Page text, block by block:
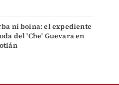
ni boina: el expediente
del 'Che' Guevara en